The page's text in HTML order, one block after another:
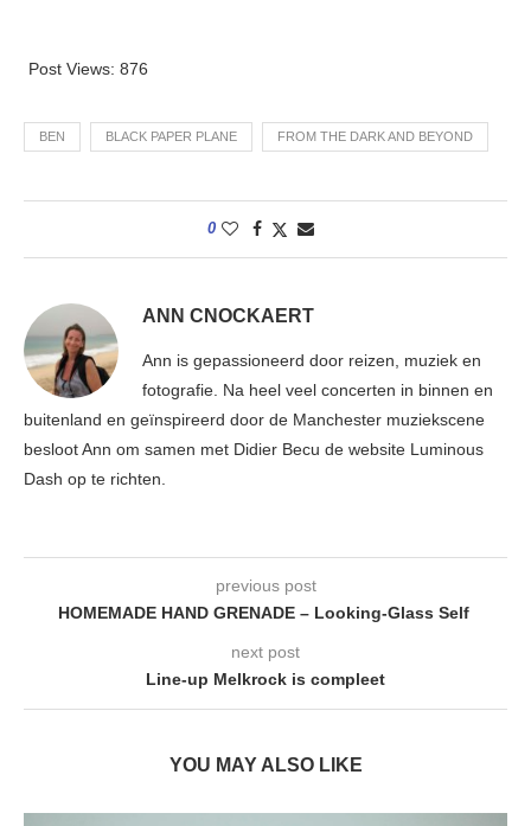
Post Views: 876
BEN BLACK PAPER PLANE FROM THE DARK AND BEYOND
0
ANN CNOCKAERT
Ann is gepassioneerd door reizen, muziek en
fotografie. Na heel veel concerten in binnen en
buitenland en geïnspireerd door de Manchester muziekscene
besloot Ann om samen met Didier Becu de website Luminous
Dash op te richten.
previous post
HOMEMADE HAND GRENADE – Looking-Glass Self
next post
Line-up Melkrock is compleet
YOU MAY ALSO LIKE